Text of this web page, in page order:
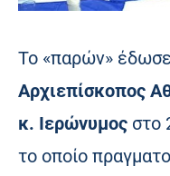
Το «παρών»
Αρχιεπίσκοπος
κ. Ιερώνυμος στο
το οποίο